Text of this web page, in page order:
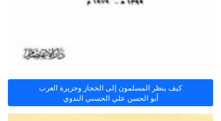
كيف ينظر المسلمون إلى الحجاز وجزيرة العرب
أبو الحسن علي الحسني الندوي